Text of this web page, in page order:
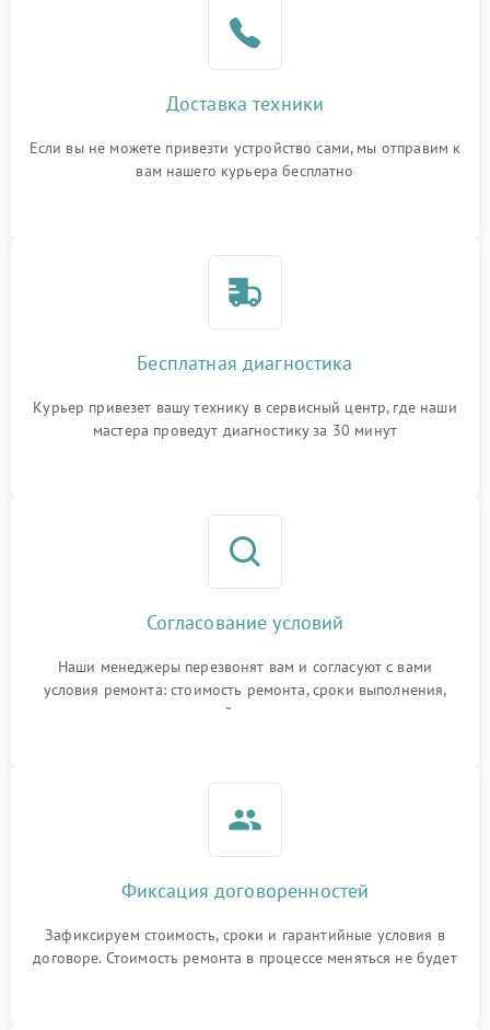
Доставка техники
Если вы не можете привезти устройство сами, мы отправим к
вам нашего курьера бесплатно
Бесплатная диагностика
Курьер привезет вашу технику в сервисный центр, где наши
мастера проведут диагностику за 30 минут
Согласование условий
Наши менеджеры перезвонят вам и согласуют с вами
условия ремонта: стоимость ремонта, сроки выполнения,
гарантийные условия
Фиксация договоренностей
Зафиксируем стоимость, сроки и гарантийные условия в
договоре. Стоимость ремонта в процессе меняться не будет